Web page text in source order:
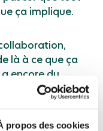
propos des cookies
ça implique.
là à ce que ça
encore du
nous sommes